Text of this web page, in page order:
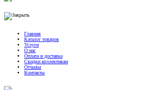
Главная
Каталог товаров
Услуги
О нас
Оплата и доставка
Скидки коллективам
Отзывы
Контакты